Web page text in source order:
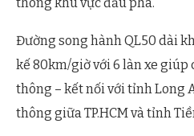
Đường song hành QL50 dài
kế 80km/giờ với 6 làn xe giúp
thông – kết nối với tỉnh Long
thông giữa TP.HCM và tỉnh